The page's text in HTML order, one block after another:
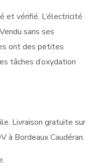
vérifié. L’électricité
sans ses
ont des petites
tâches d’oxydation
Livraison gratuite sur
à Bordeaux Caudéran.